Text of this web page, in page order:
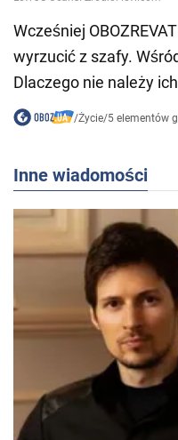
Wcześniej
wyrzucić z szafy.
Dlaczego nie należy
/Życie/5 elementów
Inne wiadomości